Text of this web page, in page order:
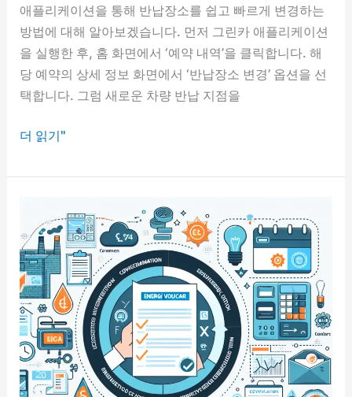
애플리케이션을 통해 반납장소를 쉽고 빠르게 변경하는
방법에 대해 알아보겠습니다. 먼저 그린카 애플리케이션
을 실행한 후, 홈 화면에서 ‘예약 내역’을 클릭합니다. 해
당 예약의 상세 정보 화면에서 ‘반납장소 변경’ 옵션을 선
택합니다. 그럼 새로운 차량 반납 지점을
그
카
장
소
변
경
하
기:
새
로
더 읽기"